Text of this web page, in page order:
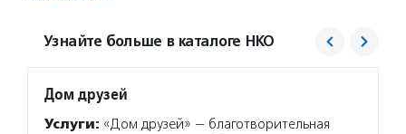
Узнайте больше в каталоге НКО
Дом друзей
Услуги: «Дом друзей» — благотворительная